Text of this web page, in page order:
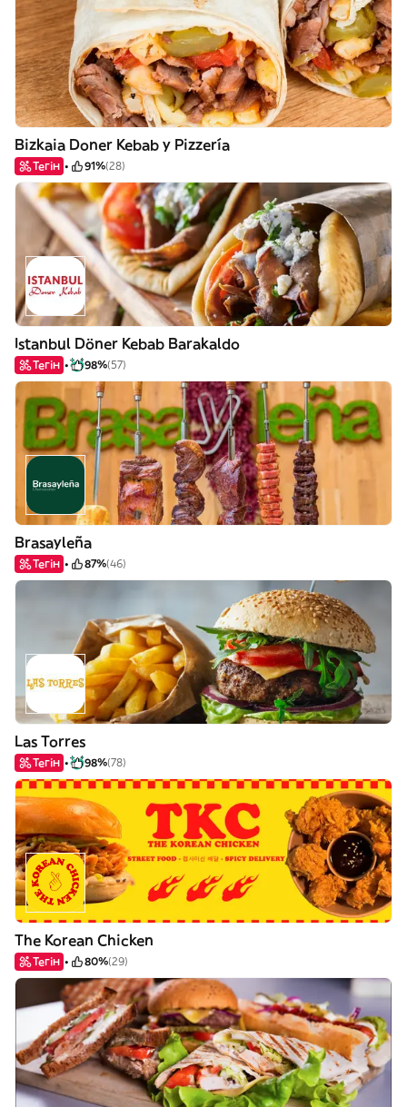
Bizkaia Doner Kebab y Pizzería
Тегін 91%(28)
Istanbul Döner Kebab Barakaldo
Тегін 98%(57)
Brasayleña
Тегін 87%(46)
Las Torres
Тегін 98%(78)
The Korean Chicken
Тегін 80%(29)